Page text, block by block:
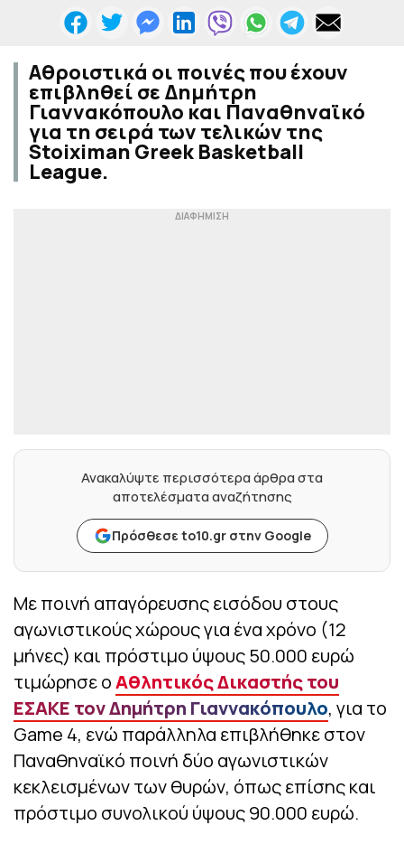
Αθροιστικά οι ποινές που έχουν
επιβληθεί σε Δημήτρη
Γιαννακόπουλο και Παναθηναϊκό
για τη σειρά των τελικών της
Stoiximan Greek Basketball
League.
Ανακαλύψτε περισσότερα άρθρα στα
αποτελέσματα αναζήτησης
Πρόσθεσε to10.gr στην Google
Με ποινή απαγόρευσης εισόδου στους
αγωνιστικούς χώρους για ένα χρόνο (12
μήνες) και πρόστιμο ύψους 50.000 ευρώ
τιμώρησε οΑθλητικός Δικαστής του
ΕΣΑΚΕ τον Δημήτρη Γιαννακόπουλο, για το
Game 4, ενώ παράλληλα επιβλήθηκε στον
Παναθηναϊκό ποινή δύο αγωνιστικών
κεκλεισμένων των θυρών, όπως επίσης και
πρόστιμο συνολικού ύψους 90.000 ευρώ.